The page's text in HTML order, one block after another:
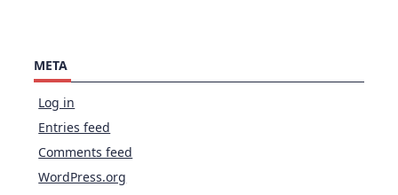
META
Log in
Entries feed
Comments feed
WordPress.org